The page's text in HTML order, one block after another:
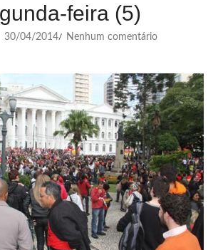
feira (5)
30/04/2014/ Nenhum comentário